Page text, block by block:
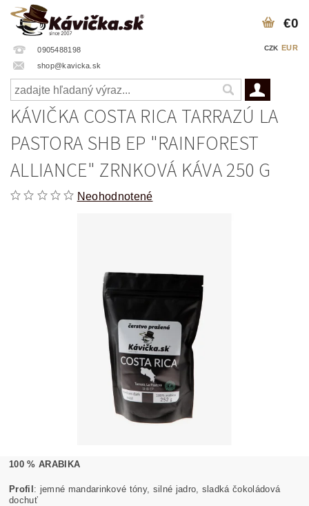
0905488198
shop@kavicka.sk
CZK EUR
€0
KÁVIČKA COSTA RICA TARRAZÚ LA
PASTORA SHB EP "RAINFOREST
ALLIANCE" ZRNKOVÁ KÁVA 250 G
Neohodnotené
100 % ARABIKA
Profil: jemné mandarinkové tóny, silné jadro, sladká čokoládová
dochuť